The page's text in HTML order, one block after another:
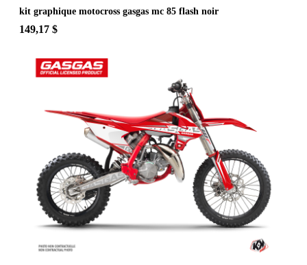
kit graphique motocross gasgas mc 85 flash noir
149,17 $